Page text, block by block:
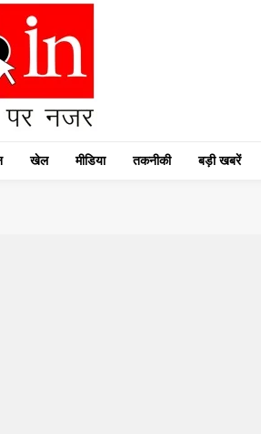
खेल मीडिया तकनीकी बड़ी खबरें